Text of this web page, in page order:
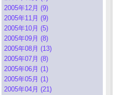
2005年12月 (9)
2005年11月 (9)
2005年10月 (5)
2005年09月 (8)
2005年08月 (13)
2005年07月 (8)
2005年06月 (1)
2005年05月 (1)
2005年04月 (21)